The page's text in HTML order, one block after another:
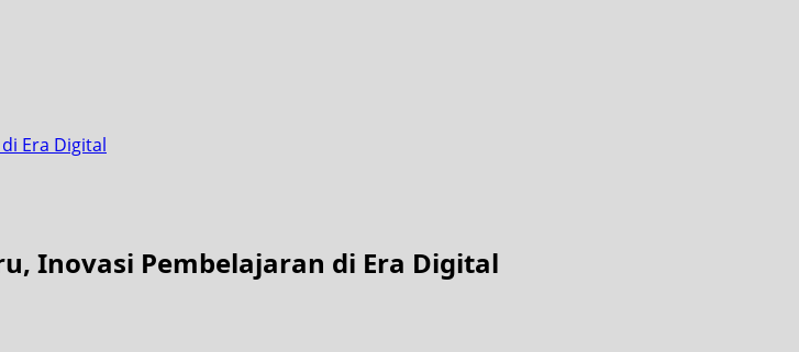
Era Digital
Inovasi Pembelajaran di Era Digital